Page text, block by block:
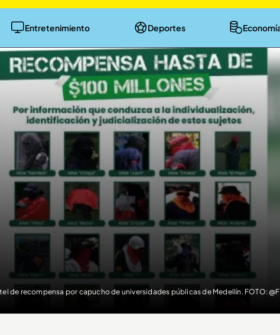
Entretenimiento Deportes
de recompensa por capucho de universidades públicas de Medellín. FOTO: